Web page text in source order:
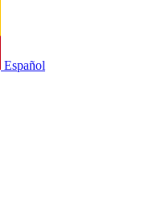
Español